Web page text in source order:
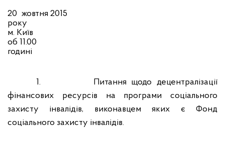
20 жовтня 2015
року
м. Київ
об 11.00
годині
1.
Питання щодо децентралізації
фінансових ресурсів на програми соціального
захисту інвалідів, виконавцем яких є Фонд
соціального захисту інвалідів.